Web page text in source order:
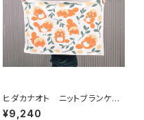
ヒダカナオト ニットブランケッ
ト
¥9,240